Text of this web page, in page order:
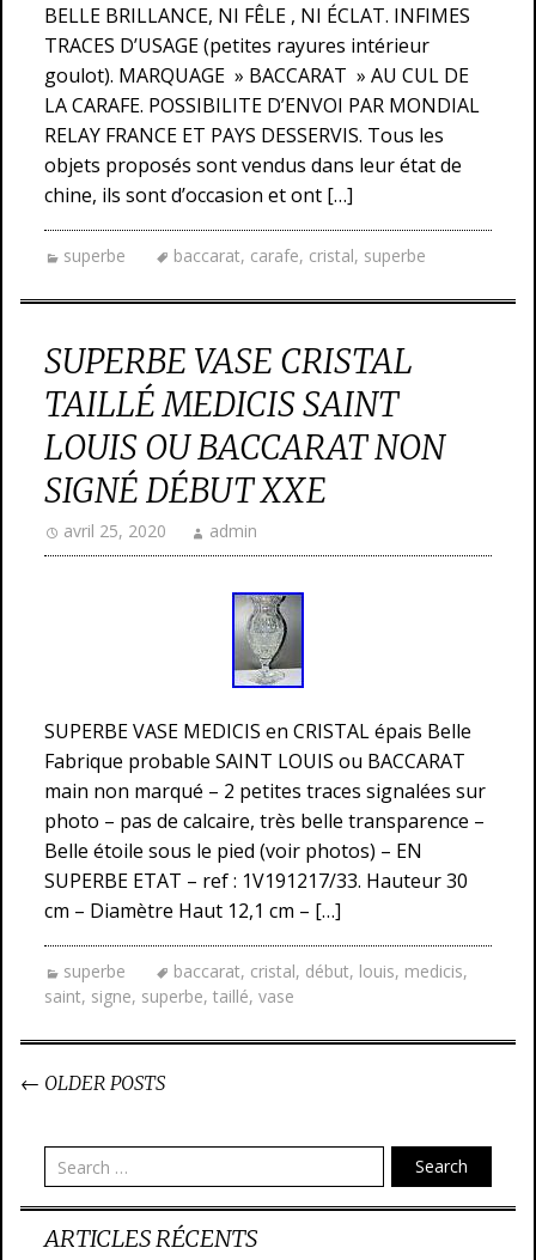
BELLE BRILLANCE, NI FÊLE , NI ÉCLAT. INFIMES
TRACES D’USAGE (petites rayures intérieur
goulot). MARQUAGE » BACCARAT » AU CUL DE
LA CARAFE. POSSIBILITE D’ENVOI PAR MONDIAL
RELAY FRANCE ET PAYS DESSERVIS. Tous les
objets proposés sont vendus dans leur état de
chine, ils sont d’occasion et ont […]
superbe baccarat, carafe, cristal, superbe
SUPERBE VASE CRISTAL
TAILLÉ MEDICIS SAINT
LOUIS OU BACCARAT NON
SIGNÉ DÉBUT XXE
avril 25, 2020 admin
SUPERBE VASE MEDICIS en CRISTAL épais Belle
Fabrique probable SAINT LOUIS ou BACCARAT
main non marqué – 2 petites traces signalées sur
photo – pas de calcaire, très belle transparence –
Belle étoile sous le pied (voir photos) – EN
SUPERBE ETAT – ref : 1V191217/33. Hauteur 30
cm – Diamètre Haut 12,1 cm – […]
superbe baccarat, cristal, début, louis, medicis,
saint, signe, superbe, taillé, vase
← OLDER POSTS
Search
ARTICLES RÉCENTS